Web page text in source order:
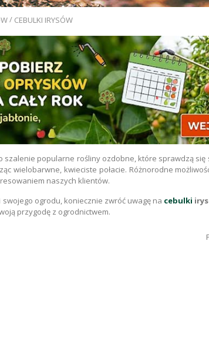
/ CEBULKI IRYSÓW
szalenie popularne rośliny ozdobne, które sprawdzą się
wielobarwne, kwieciste połacie. Różnorodne
naszych klientów.
ogrodu, koniecznie zwróć uwagę na cebulki
przygodę z ogrodnictwem.